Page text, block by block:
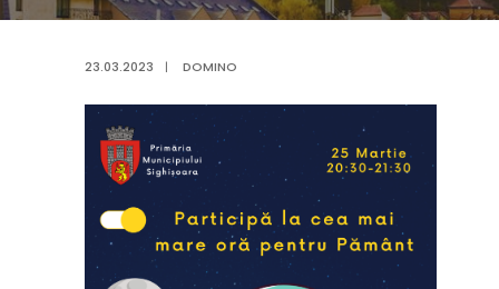
23.03.2023 | DOMINO